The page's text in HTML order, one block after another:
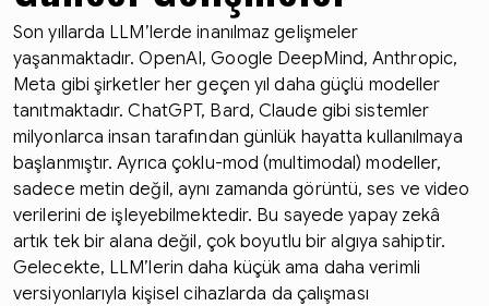
Son yıllarda LLM’lerde inanılmaz gelişmeler
yaşanmaktadır. OpenAI, Google DeepMind, Anthropic,
Meta gibi şirketler her geçen yıl daha güçlü modeller
tanıtmaktadır. ChatGPT, Bard, Claude gibi sistemler
milyonlarca insan tarafından günlük hayatta kullanılmaya
başlanmıştır. Ayrıca çoklu-mod (multimodal) modeller,
sadece metin değil, aynı zamanda görüntü, ses ve video
verilerini de işleyebilmektedir. Bu sayede yapay zekâ
artık tek bir alana değil, çok boyutlu bir algıya sahiptir.
Gelecekte, LLM’lerin daha küçük ama daha verimli
versiyonlarıyla kişisel cihazlarda da çalışması